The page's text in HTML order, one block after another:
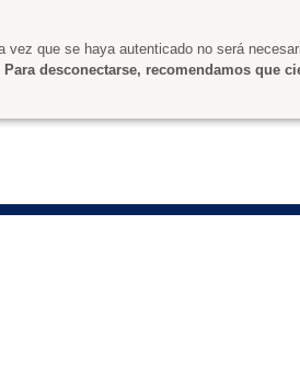
vez que se haya autenticado no será
Para desconectarse, recomendamos que